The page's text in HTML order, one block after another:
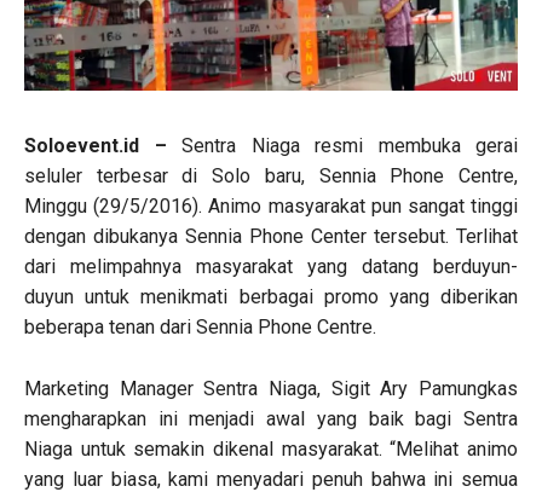
Soloevent.id – Sentra Niaga resmi membuka gerai
seluler terbesar di Solo baru, Sennia Phone Centre,
Minggu (29/5/2016). Animo masyarakat pun sangat tinggi
dengan dibukanya Sennia Phone Center tersebut. Terlihat
dari melimpahnya masyarakat yang datang berduyun-
duyun untuk menikmati berbagai promo yang diberikan
beberapa tenan dari Sennia Phone Centre.
Marketing Manager Sentra Niaga, Sigit Ary Pamungkas
mengharapkan ini menjadi awal yang baik bagi Sentra
Niaga untuk semakin dikenal masyarakat. “Melihat animo
yang luar biasa, kami menyadari penuh bahwa ini semua